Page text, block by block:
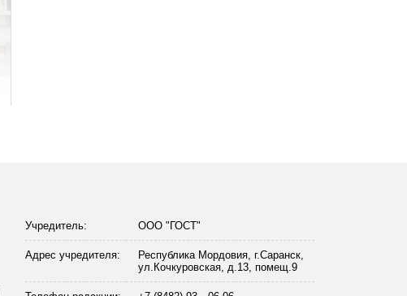
Учредитель: ООО "ГОСТ"
Адрес учредителя:
Республика Мордовия, г.Саранск,
ул.Кочкуровская, д.13, помещ.9